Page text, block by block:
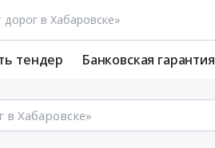
тендер Банковская гарантия